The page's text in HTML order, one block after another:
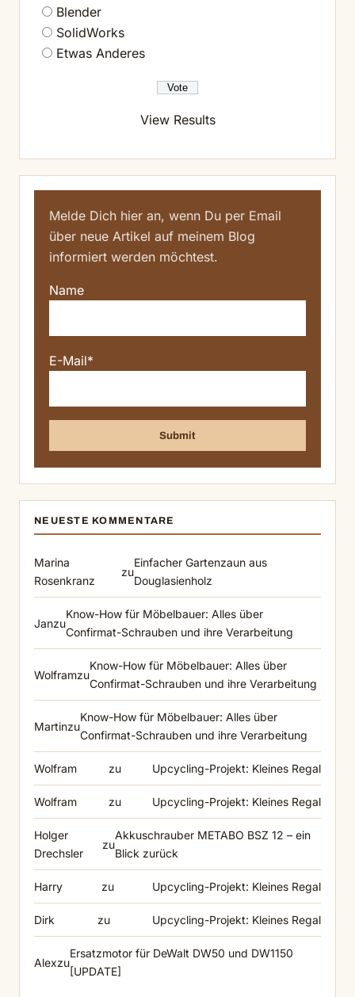
Blender
SolidWorks
Etwas Anderes
View Results
Melde Dich hier an, wenn Du per Email
über neue Artikel auf meinem Blog
informiert werden möchtest.
Name
E-Mail*
NEUESTE KOMMENTARE
Marina
Rosenkranz
zu
Einfacher Gartenzaun aus
Douglasienholz
Janzu
Know-How für Möbelbauer: Alles über
Confirmat-Schrauben und ihre Verarbeitung
Wolframzu
Know-How für Möbelbauer: Alles über
Confirmat-Schrauben und ihre Verarbeitung
Martinzu
Know-How für Möbelbauer: Alles über
Confirmat-Schrauben und ihre Verarbeitung
Wolfram zu Upcycling-Projekt: Kleines Regal
Wolfram zu Upcycling-Projekt: Kleines Regal
Holger
Drechsler
zu
Akkuschrauber METABO BSZ 12 – ein
Blick zurück
Harry zu Upcycling-Projekt: Kleines Regal
Dirk zu Upcycling-Projekt: Kleines Regal
Alexzu
Ersatzmotor für DeWalt DW50 und DW1150
[UPDATE]